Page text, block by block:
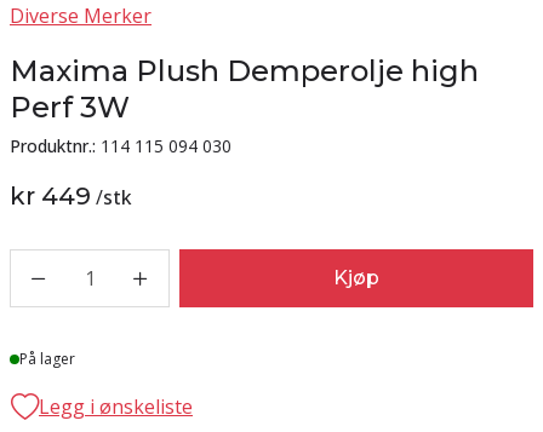
Diverse Merker
Maxima Plush Demperolje high
Perf 3W
Produktnr.: 114 115 094 030
kr 449 /stk
1 Kjøp
Lager
På lager
Legg i ønskeliste